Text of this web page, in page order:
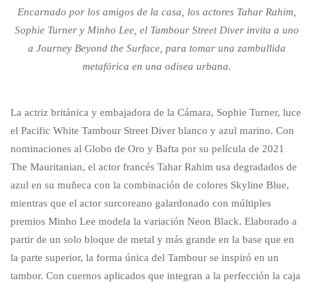
Encarnado por los amigos de la casa, los actores Tahar Rahim,
Sophie Turner y Minho Lee, el Tambour Street Diver invita a uno
a Journey Beyond the Surface, para tomar una zambullida
metafórica en una odisea urbana.
La actriz británica y embajadora de la Cámara, Sophie Turner, luce
el Pacific White Tambour Street Diver blanco y azul marino. Con
nominaciones al Globo de Oro y Bafta por su película de 2021
The Mauritanian, el actor francés Tahar Rahim usa degradados de
azul en su muñeca con la combinación de colores Skyline Blue,
mientras que el actor surcoreano galardonado con múltiples
premios Minho Lee modela la variación Neon Black. Elaborado a
partir de un solo bloque de metal y más grande en la base que en
la parte superior, la forma única del Tambour se inspiró en un
tambor. Con cuernos aplicados que integran a la perfección la caja